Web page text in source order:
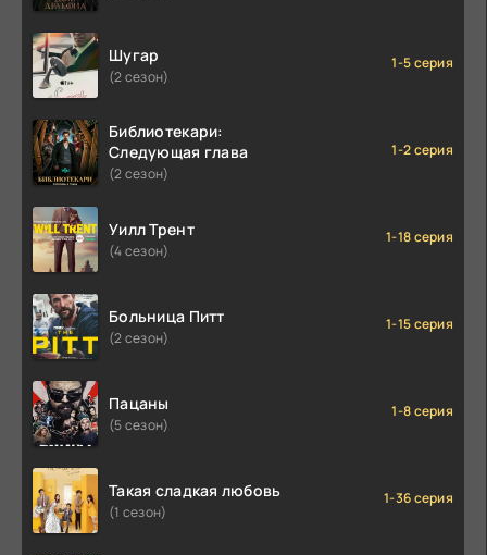
Шугар
(2 сезон)
1-5 серия
Библиотекари:
Следующая глава
(2 сезон)
1-2 серия
Уилл Трент
(4 сезон)
1-18 серия
Больница Питт
(2 сезон)
1-15 серия
Пацаны
(5 сезон)
1-8 серия
Такая сладкая любовь
(1 сезон)
1-36 серия